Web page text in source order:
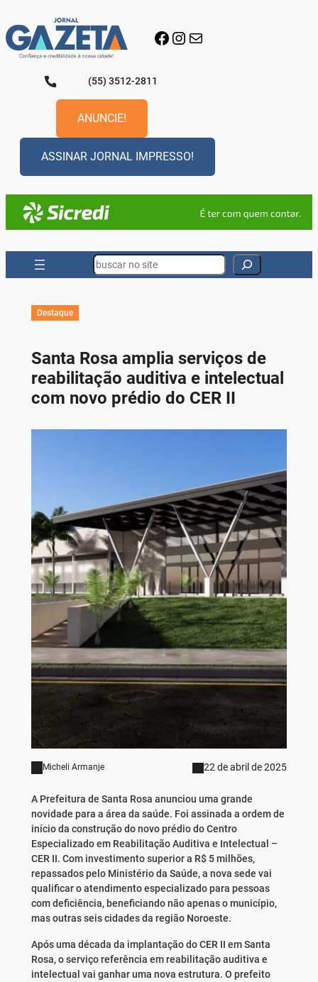
para
o
conteúdo
Facebook
Instagram
E-mail
(55) 3512-2811
ANUNCIE!
ASSINAR JORNAL IMPRESSO!
Search
Destaque
Santa Rosa amplia serviços de
reabilitação auditiva e intelectual
com novo prédio do CER II
Micheli Armanje 22 de abril de 2025
A Prefeitura de Santa Rosa anunciou uma grande
novidade para a área da saúde. Foi assinada a ordem de
início da construção do novo prédio do Centro
Especializado em Reabilitação Auditiva e Intelectual –
CER II. Com investimento superior a R$ 5 milhões,
repassados pelo Ministério da Saúde, a nova sede vai
qualificar o atendimento especializado para pessoas
com deficiência, beneficiando não apenas o município,
mas outras seis cidades da região Noroeste.
Após uma década da implantação do CER II em Santa
Rosa, o serviço referência em reabilitação auditiva e
intelectual vai ganhar uma nova estrutura. O prefeito